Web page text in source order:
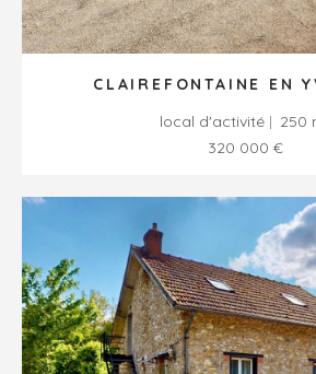
CLAIREFONTAINE EN
local d'activité
250
320 000 €